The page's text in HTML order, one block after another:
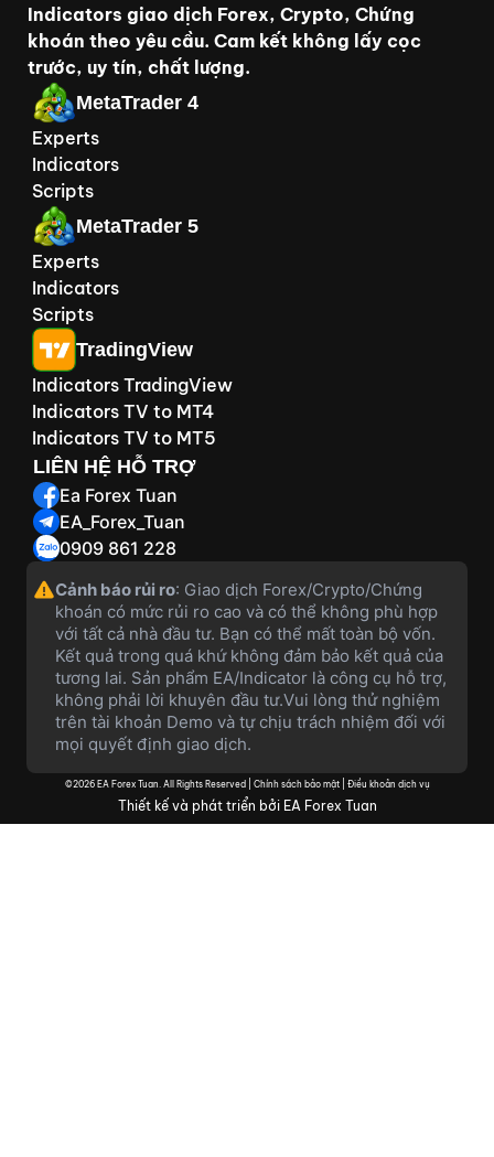
Indicators giao dịch Forex, Crypto, Chứng
khoán theo yêu cầu. Cam kết không lấy cọc
trước, uy tín, chất lượng.
MetaTrader 4
Experts
Indicators
Scripts
MetaTrader 5
Experts
Indicators
Scripts
TradingView
Indicators TradingView
Indicators TV to MT4
Indicators TV to MT5
LIÊN HỆ HỖ TRỢ
Ea Forex Tuan
EA_Forex_Tuan
0909 861 228
Cảnh báo rủi ro: Giao dịch Forex/Crypto/Chứng
khoán có mức rủi ro cao và có thể không phù hợp
với tất cả nhà đầu tư. Bạn có thể mất toàn bộ vốn.
Kết quả trong quá khứ không đảm bảo kết quả của
tương lai. Sản phẩm EA/Indicator là công cụ hỗ trợ,
không phải lời khuyên đầu tư.Vui lòng thử nghiệm
trên tài khoản Demo và tự chịu trách nhiệm đối với
mọi quyết định giao dịch.
©2026 EA Forex Tuan. All Rights Reserved | Chính sách bảo mật| Điều khoản dịch vụ
Thiết kế và phát triển bởi EA Forex Tuan